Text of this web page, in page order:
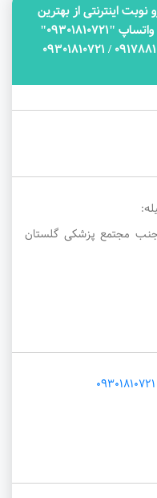
نوبت اینترنتی از بهترین
دکتر های طرف قرارداد سینا پزشک، در واتساپ "09301810721"
مجتمع پزشکی گلستان
09301810721